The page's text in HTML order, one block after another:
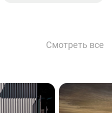
Смотреть все